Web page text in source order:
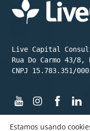
Live Capital
Rua Do Carmo 43/
CNPJ 15.783.351/
Estamos usando